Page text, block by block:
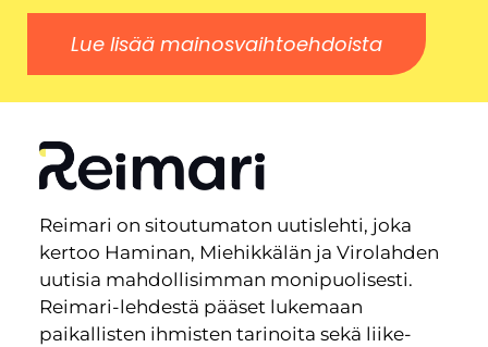
Lue lisää mainosvaihtoehdoista
Reimari on sitoutumaton uutislehti, joka
kertoo Haminan, Miehikkälän ja Virolahden
uutisia mahdollisimman monipuolisesti.
Reimari-lehdestä pääset lukemaan
paikallisten ihmisten tarinoita sekä liike-